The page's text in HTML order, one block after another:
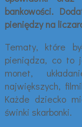
bankowości.
pieniędzy na
Tematy, które
pieniądza, co to
monet,
największych,
Każde dziecko
świnki skarbonki.